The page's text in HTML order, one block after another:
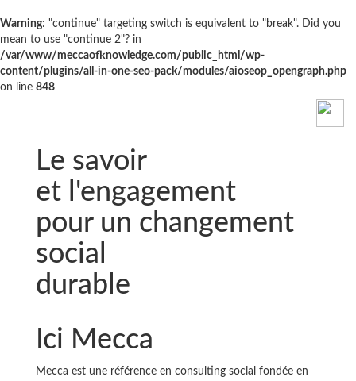
Warning: "continue" targeting switch is equivalent to "break". Did you
mean to use "continue 2"? in
/var/www/meccaofknowledge.com/public_html/wp-
content/plugins/all-in-one-seo-pack/modules/aioseop_opengraph.php
on line 848
Le savoir
et l'engagement
pour un changement
social
durable
Ici Mecca
Mecca est une référence en consulting social fondée en